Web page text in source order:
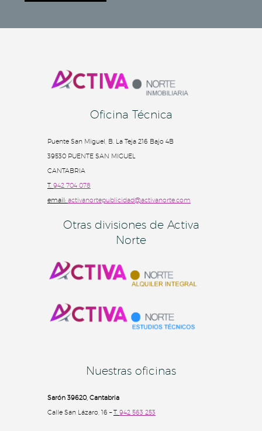
Oficina Técnica
Puente San Miguel, B. La Teja 216 Bajo 4B
39530 PUENTE SAN MIGUEL
CANTABRIA
T. 942 704 078
email: activanortepublicidad@activanorte.com
Otras divisiones de Activa
Norte
Nuestras oficinas
Sarón 39620, Cantabria
Calle San Lázaro, 16 –T. 942 563 253